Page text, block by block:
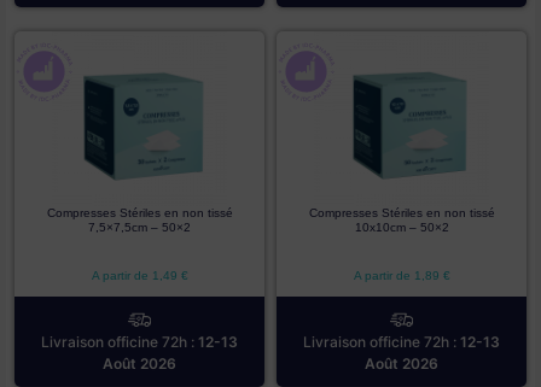
Compresses Stériles en non tissé
7,5×7,5cm – 50×2
A partir de 1,49 €
Livraison officine 72h : 12-13
Août 2026
Compresses Stériles en non tissé
10x10cm – 50×2
A partir de 1,89 €
Livraison officine 72h : 12-13
Août 2026